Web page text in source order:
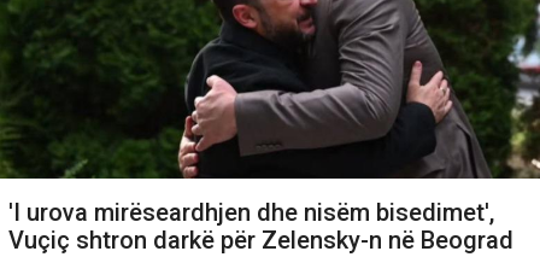
'I urova mirëseardhjen dhe nisëm bisedimet',
Vuçiç shtron darkë për Zelensky-n në Beograd